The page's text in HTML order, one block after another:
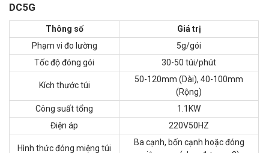
DC5G
Thông số
Giá trị
Phạm vi đo lường
5g/gói
Tốc độ đóng gói
30-50 túi/phút
Kích thước túi
50-120mm (Dài), 40-100mm
(Rộng)
Công suất tổng
1.1KW
Điện áp
220V50HZ
Hình thức đóng miệng túi
Ba cạnh, bốn cạnh hoặc đóng